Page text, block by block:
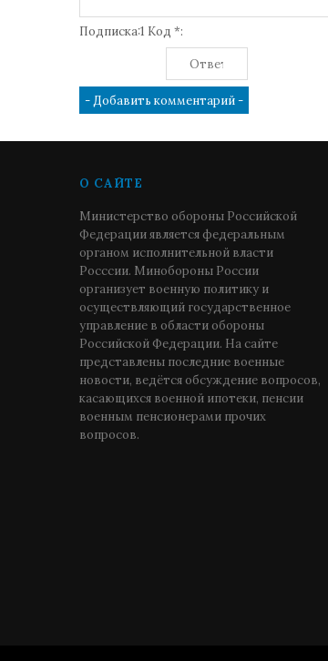
Подписка:1 Код *:
О САЙТЕ
Министерство обороны Российской
Федерации является федеральным
органом исполнительной власти
Росссии. Минобороны России
организует военную политику и
осуществляющий государственное
управление в области обороны
Российской Федерации. На сайте
представлены последние военные
новости, ведётся обсуждение вопросов,
касающихся военной ипотеки, пенсии
военным пенсионерами прочих
вопросов.